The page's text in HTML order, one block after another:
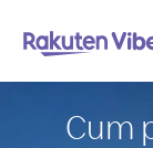
Cum